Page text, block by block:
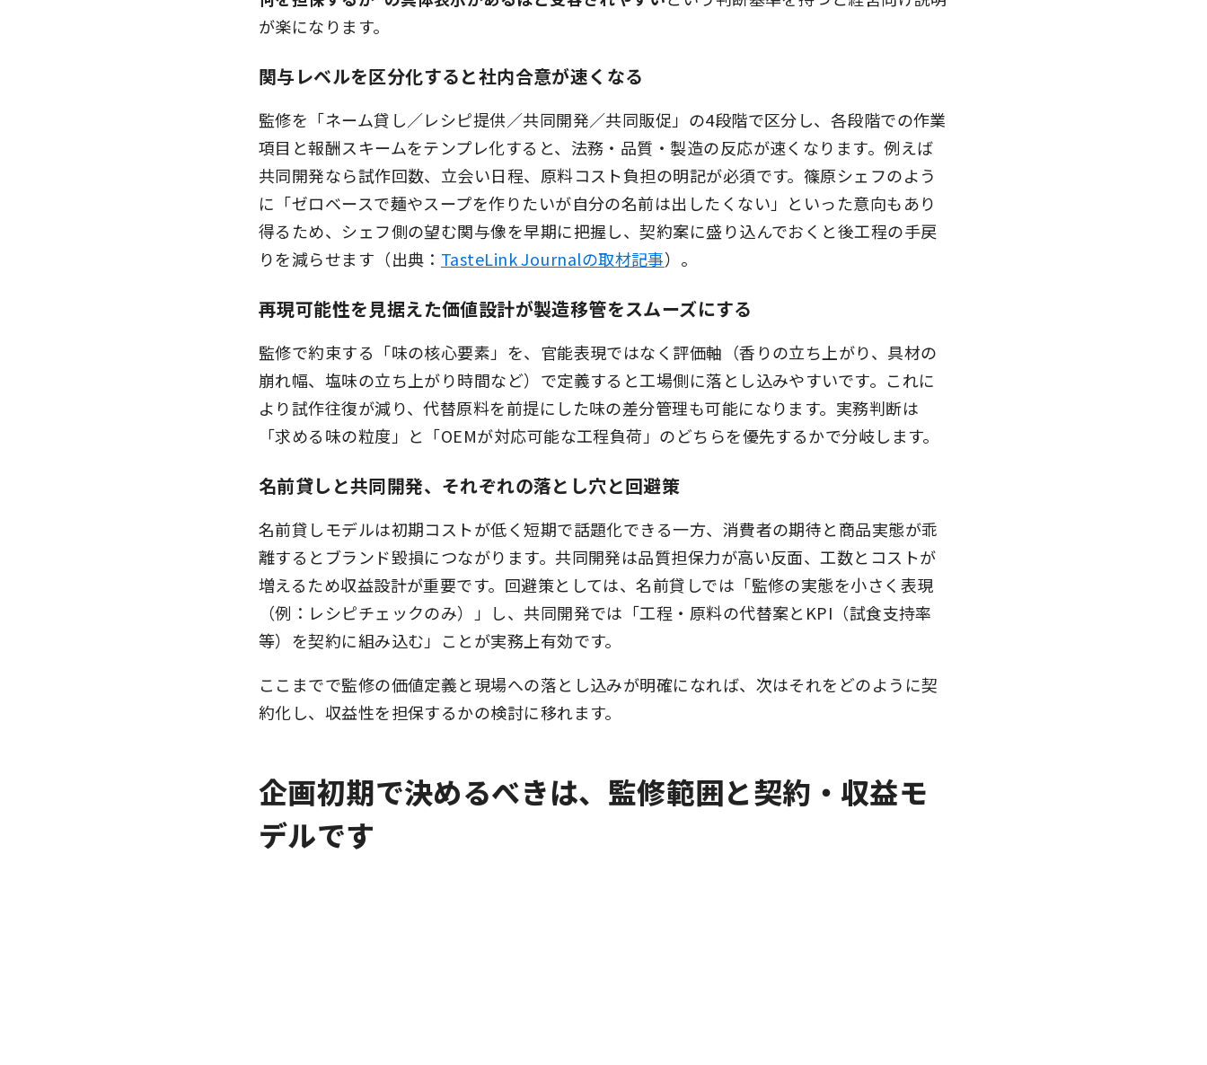
が楽になります。
関与レベルを区分化すると社内合意が速くなる
監修を「ネーム貸し／レシピ提供／共同開発／共同販促」の4段階で区分し、各段階での作業
項目と報酬スキームをテンプレ化すると、法務・品質・製造の反応が速くなります。例えば
共同開発なら試作回数、立会い日程、原料コスト負担の明記が必須です。篠原シェフのよう
に「ゼロベースで麺やスープを作りたいが自分の名前は出したくない」といった意向もあり
得るため、シェフ側の望む関与像を早期に把握し、契約案に盛り込んでおくと後工程の手戻
りを減らせます（出典： TasteLink Journalの取材記事）。
再現可能性を見据えた価値設計が製造移管をスムーズにする
監修で約束する「味の核心要素」を、官能表現ではなく評価軸（香りの立ち上がり、具材の
崩れ幅、塩味の立ち上がり時間など）で定義すると工場側に落とし込みやすいです。これに
より試作往復が減り、代替原料を前提にした味の差分管理も可能になります。実務判断は
「求める味の粒度」と「OEMが対応可能な工程負荷」のどちらを優先するかで分岐します。
名前貸しと共同開発、それぞれの落とし穴と回避策
名前貸しモデルは初期コストが低く短期で話題化できる一方、消費者の期待と商品実態が乖
離するとブランド毀損につながります。共同開発は品質担保力が高い反面、工数とコストが
増えるため収益設計が重要です。回避策としては、名前貸しでは「監修の実態を小さく表現
（例：レシピチェックのみ）」し、共同開発では「工程・原料の代替案とKPI（試食支持率
等）を契約に組み込む」ことが実務上有効です。
ここまでで監修の価値定義と現場への落とし込みが明確になれば、次はそれをどのように契
約化し、収益性を担保するかの検討に移れます。
企画初期で決めるべきは、監修範囲と契約・収益モ
デルです